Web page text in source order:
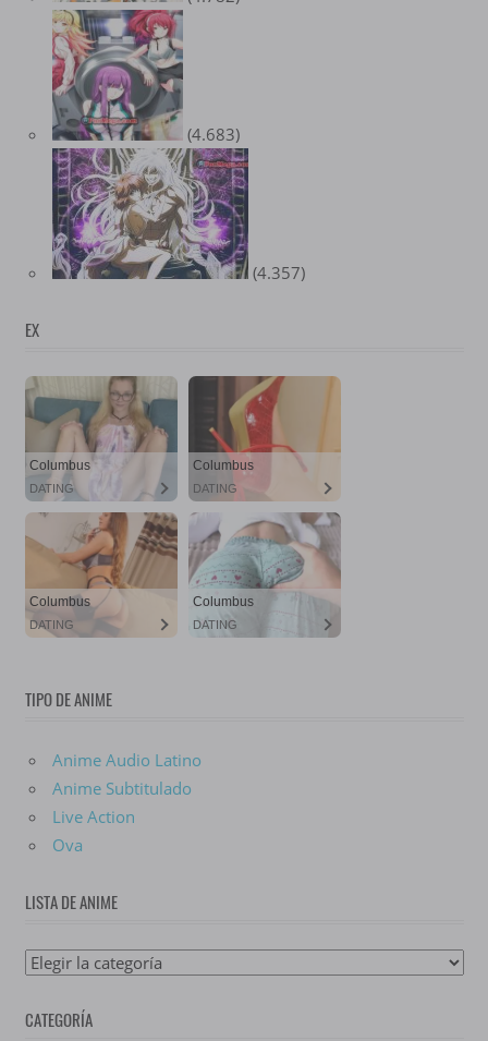
(4.683)
(4.357)
EX
TIPO DE ANIME
Anime Audio Latino
Anime Subtitulado
Live Action
Ova
LISTA DE ANIME
Lista
Anime
CATEGORÍA